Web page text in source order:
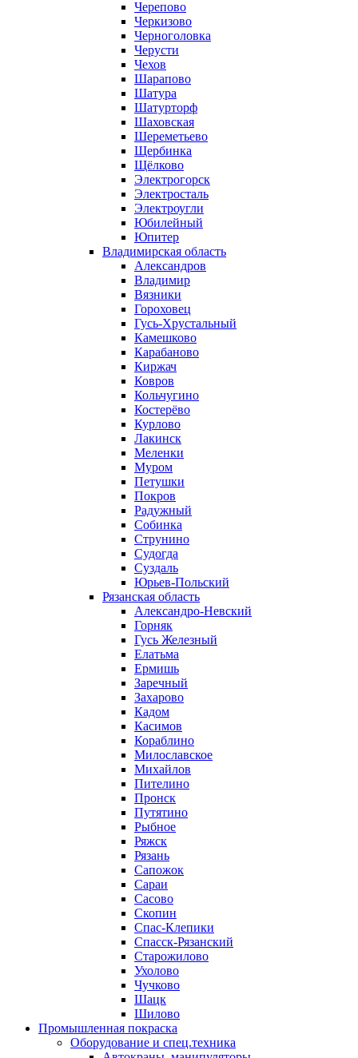
Черепово
Черкизово
Черноголовка
Черусти
Чехов
Шарапово
Шатура
Шатурторф
Шаховская
Шереметьево
Щербинка
Щёлково
Электрогорск
Электросталь
Электроугли
Юбилейный
Юпитер
Владимирская область
Александров
Владимир
Вязники
Гороховец
Гусь-Хрустальный
Камешково
Карабаново
Киржач
Ковров
Кольчугино
Костерёво
Курлово
Лакинск
Меленки
Муром
Петушки
Покров
Радужный
Собинка
Струнино
Судогда
Суздаль
Юрьев-Польский
Рязанская область
Александро-Невский
Горняк
Гусь Железный
Елатьма
Ермишь
Заречный
Захарово
Кадом
Касимов
Кораблино
Милославское
Михайлов
Пителино
Пронск
Путятино
Рыбное
Ряжск
Рязань
Сапожок
Сараи
Сасово
Скопин
Спас-Клепики
Спасск-Рязанский
Старожилово
Ухолово
Чучково
Шацк
Шилово
Промышленная покраска
Оборудование и спец.техника